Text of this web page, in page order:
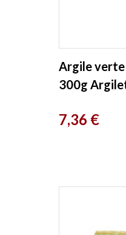
Argile
300g
Prix
7,36 €